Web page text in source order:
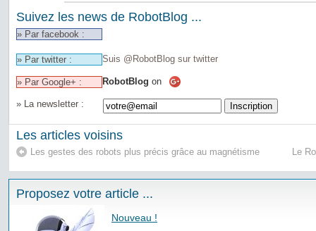
Suivez les news de RobotBlog ...
» Par facebook :
» Par twitter : Suis @RobotBlog sur twitter
» Par Google+ : RobotBlog on
» La newsletter :
Les articles voisins
Les gestes des robots plus précis grâce au magnétisme Le
Proposez votre article ...
Nouveau !